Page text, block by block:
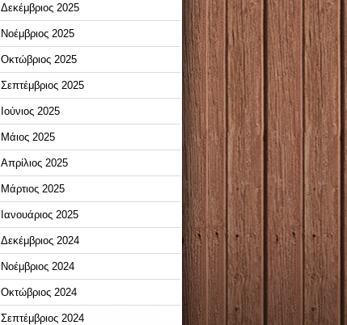
Δεκέμβριος 2025
Νοέμβριος 2025
Οκτώβριος 2025
Σεπτέμβριος 2025
Ιούνιος 2025
Μάιος 2025
Απρίλιος 2025
Μάρτιος 2025
Ιανουάριος 2025
Δεκέμβριος 2024
Νοέμβριος 2024
Οκτώβριος 2024
Σεπτέμβριος 2024